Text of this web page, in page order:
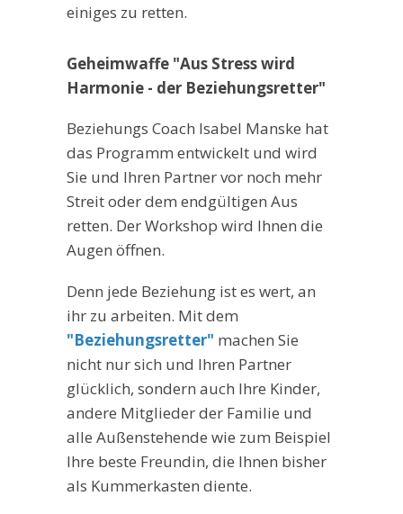
einiges zu retten.
Geheimwaffe "Aus Stress wird
Harmonie - der Beziehungsretter"
Beziehungs Coach Isabel Manske hat
das Programm entwickelt und wird
Sie und Ihren Partner vor noch mehr
Streit oder dem endgültigen Aus
retten. Der Workshop wird Ihnen die
Augen öffnen.
Denn jede Beziehung ist es wert, an
ihr zu arbeiten. Mit dem
"Beziehungsretter" machen Sie
nicht nur sich und Ihren Partner
glücklich, sondern auch Ihre Kinder,
andere Mitglieder der Familie und
alle Außenstehende wie zum Beispiel
Ihre beste Freundin, die Ihnen bisher
als Kummerkasten diente.